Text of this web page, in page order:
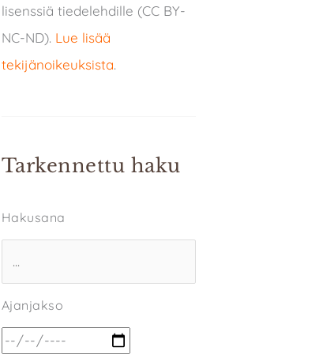
lisenssiä tiedelehdille (CC BY-
NC-ND). Lue lisää
tekijänoikeuksista.
Tarkennettu haku
Hakusana
Ajanjakso